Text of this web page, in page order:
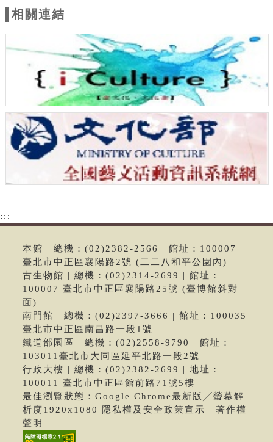
相關連結
:::
本館 | 總機：(02)2382-2566 | 館址：100007
臺北市中正區襄陽路2號 (二二八和平公園內)
古生物館 | 總機：(02)2314-2699 | 館址：
100007 臺北市中正區襄陽路25號 (臺博館斜對
面)
南門館 | 總機：(02)2397-3666 | 館址：100035
臺北市中正區南昌路一段1號
鐵道部園區 | 總機：(02)2558-9790 | 館址：
103011臺北市大同區延平北路一段2號
行政大樓 | 總機：(02)2382-2699 | 地址：
100011 臺北市中正區館前路71號5樓
最佳瀏覽狀態：Google Chrome最新版╱螢幕解
析度1920x1080 隱私權及安全政策宣示 | 著作權
聲明